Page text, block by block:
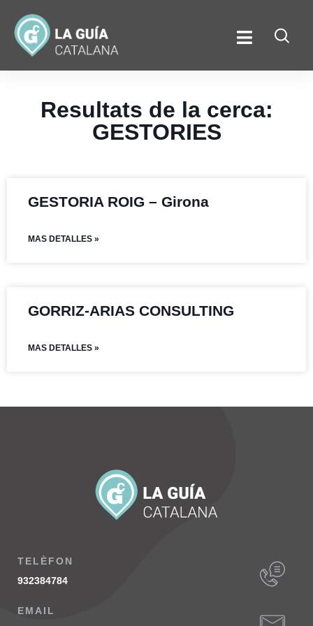
Resultats de la cerca:
GESTORIES
GESTORIA ROIG – Girona
MAS DETALLES »
GORRIZ-ARIAS CONSULTING
MAS DETALLES »
TELÈFON
932384784
EMAIL